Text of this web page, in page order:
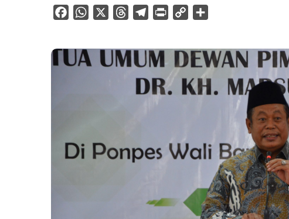
FacebookWhatsApp ThreadsTelegram
Print
Copy